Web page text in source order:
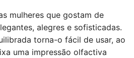
mulheres que gostam de
alegres e sofisticadas.
torna-o fácil de usar, ao
uma impressão olfactiva